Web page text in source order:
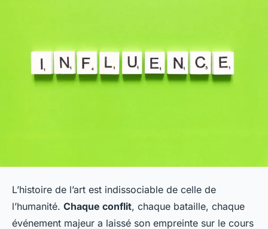
L’histoire de l’art est indissociable de celle de
l’humanité. Chaque conflit, chaque bataille, chaque
événement majeur a laissé son empreinte sur le cours